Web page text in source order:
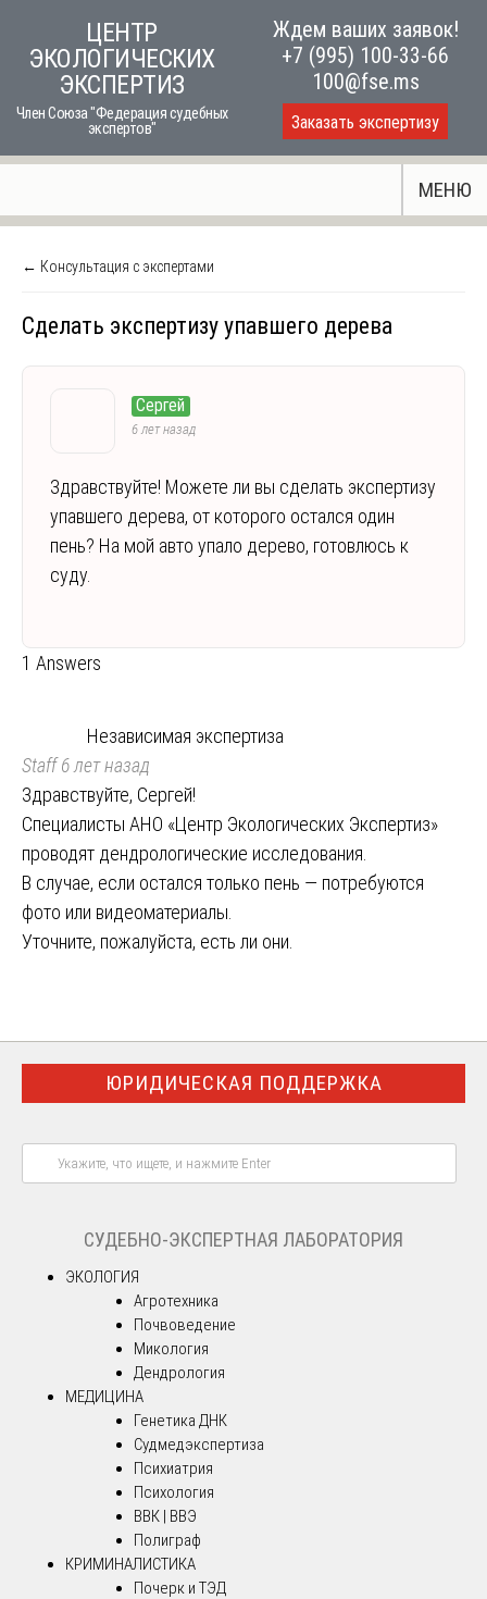
content
ЦЕНТР
ЭКОЛОГИЧЕСКИХ
ЭКСПЕРТИЗ
Член Союза "Федерация судебных
экспертов"
Ждем ваших заявок!
+7 (995) 100-33-66
100@fse.ms
Заказать экспертизу
МЕНЮ
← Консультация с экспертами
Сделать экспертизу упавшего дерева
Сергей
6 лет назад
Здравствуйте! Можете ли вы сделать экспертизу
упавшего дерева, от которого остался один
пень? На мой авто упало дерево, готовлюсь к
суду.
1 Answers
Независимая экспертиза
Staff6 лет назад
Здравствуйте, Сергей!
Специалисты АНО «Центр Экологических Экспертиз»
проводят дендрологические исследования.
В случае, если остался только пень — потребуются
фото или видеоматериалы.
Уточните, пожалуйста, есть ли они.
ЮРИДИЧЕСКАЯ ПОДДЕРЖКА
СУДЕБНО-ЭКСПЕРТНАЯ ЛАБОРАТОРИЯ
ЭКОЛОГИЯ
Агротехника
Почвоведение
Микология
Дендрология
МЕДИЦИНА
Генетика ДНК
Судмедэкспертиза
Психиатрия
Психология
ВВК | ВВЭ
Полиграф
КРИМИНАЛИСТИКА
Почерк и ТЭД